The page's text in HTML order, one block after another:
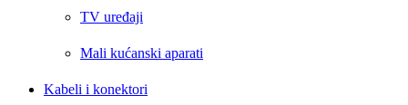
TV uređaji
Mali kućanski aparati
Kabeli i konektori